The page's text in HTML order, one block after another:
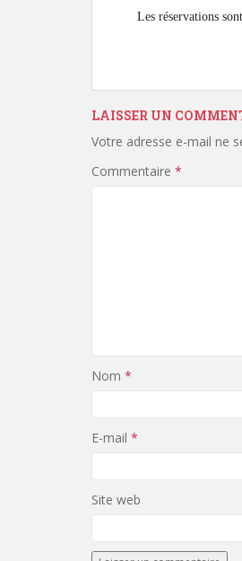
Les réservations
LAISSER UN
Votre adresse e-mail ne
Commentaire *
Nom *
E-mail *
Site web